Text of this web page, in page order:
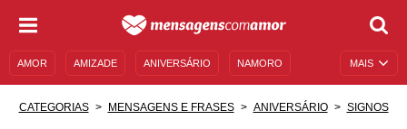
MAIS
AMOR AMIZADE ANIVERSÁRIO NAMORO
CATEGORIAS MENSAGENS E FRASES ANIVERSÁRIO SIGNOS